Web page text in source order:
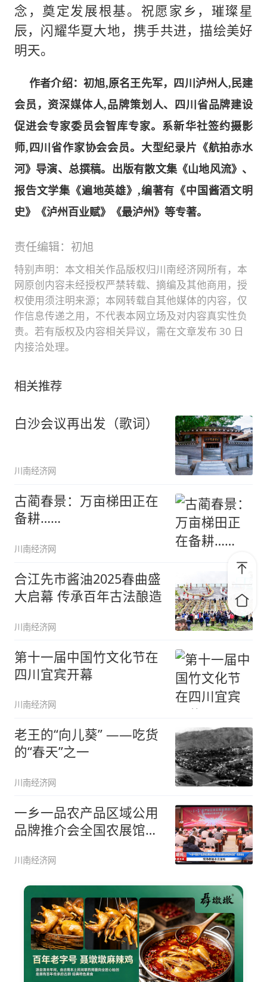
念，奠定发展根基。祝愿家乡，璀璨星
辰，闪耀华夏大地，携手共进，描绘美好
明天。
作者介绍：初旭,原名王先军，四川泸州人,民建
会员，资深媒体人,品牌策划人、四川省品牌建设
促进会专家委员会智库专家。系新华社签约摄影
师,四川省作家协会会员。大型纪录片《航拍赤水
河》导演、总撰稿。出版有散文集《山地风流》、
报告文学集《遍地英雄》,编著有《中国酱酒文明
史》《泸州百业赋》《最泸州》等专著。
责任编辑：初旭
特别声明：本文相关作品版权归川南经济网所有，本
网原创内容未经授权严禁转载、摘编及其他商用，授
权使用须注明来源；本网转载自其他媒体的内容，仅
作信息传递之用，不代表本网立场及对内容真实性负
责。若有版权及内容相关异议，需在文章发布 30 日
内接洽处理。
相关推荐
白沙会议再出发（歌词）
川南经济网
古蔺春景：万亩梯田正在
备耕……
川南经济网
合江先市酱油2025春曲盛
大启幕 传承百年古法酿造
川南经济网
第十一届中国竹文化节在
四川宜宾开幕
川南经济网
老王的“向儿葵” ——吃货
的“春天”之一
川南经济网
一乡一品农产品区域公用
品牌推介会全国农展馆举
川南经济网